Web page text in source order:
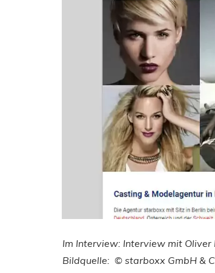
Im Interview: Interview mit
Bildquelle: © starboxx GmbH &